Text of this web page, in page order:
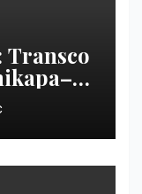
Transco
les